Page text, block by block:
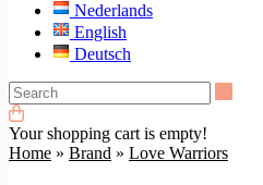
Nederlands
English
Deutsch
Your shopping cart is empty!
Home » Brand » Love Warriors